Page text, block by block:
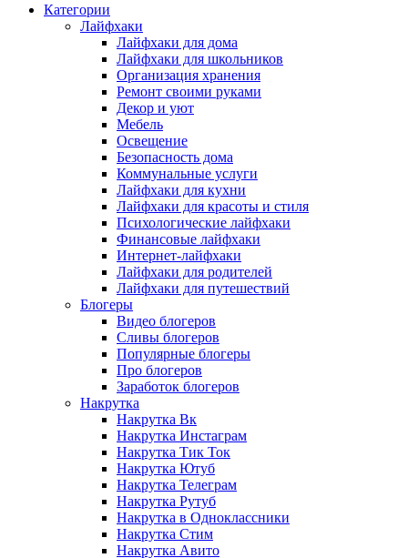
Категории
Лайфхаки
Лайфхаки для дома
Лайфхаки для школьников
Организация хранения
Ремонт своими руками
Декор и уют
Мебель
Освещение
Безопасность дома
Коммунальные услуги
Лайфхаки для кухни
Лайфхаки для красоты и стиля
Психологические лайфхаки
Финансовые лайфхаки
Интернет-лайфхаки
Лайфхаки для родителей
Лайфхаки для путешествий
Блогеры
Видео блогеров
Сливы блогеров
Популярные блогеры
Про блогеров
Заработок блогеров
Накрутка
Накрутка Вк
Накрутка Инстаграм
Накрутка Тик Ток
Накрутка Ютуб
Накрутка Телеграм
Накрутка Рутуб
Накрутка в Одноклассники
Накрутка Стим
Накрутка Авито